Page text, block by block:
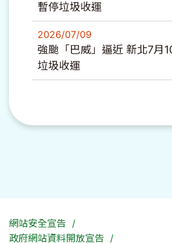
暫停垃圾收運
2026/07/09
強颱「巴威」逼近 新北7月
垃圾收運
網站安全宣告
政府網站資料開放宣告